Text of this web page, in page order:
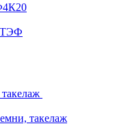
такелаж